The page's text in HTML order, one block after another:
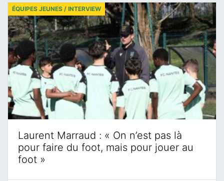
Laurent Marraud : « On n’est pas là
pour faire du foot, mais pour jouer au
foot »
ÉQUIPES JEUNES / INTERVIEW